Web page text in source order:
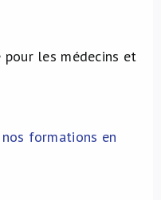
pour les médecins et
formations en